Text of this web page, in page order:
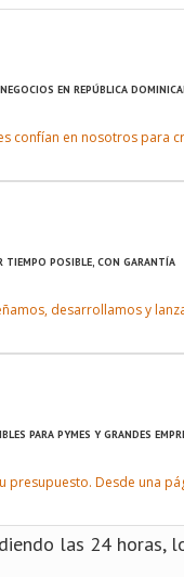
EN REPÚBLICA
confían en nosotros para
TIEMPO POSIBLE, CON GARANTÍA
desarrollamos y
PARA PYMES Y GRANDES
presupuesto. Desde una
las 24 horas,